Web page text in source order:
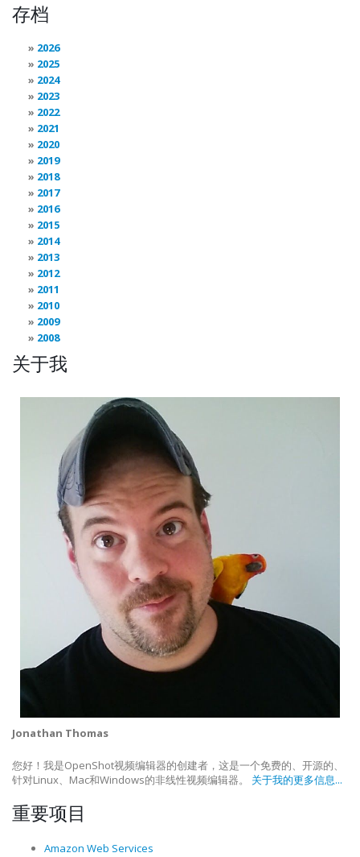
存档
2026
2025
2024
2023
2022
2021
2020
2019
2018
2017
2016
2015
2014
2013
2012
2011
2010
2009
2008
关于我
Jonathan Thomas
您好！我是OpenShot视频编辑器的创建者，这是一个免费的、开源的、
针对Linux、Mac和Windows的非线性视频编辑器。 关于我的更多信息...
重要项目
Amazon Web Services